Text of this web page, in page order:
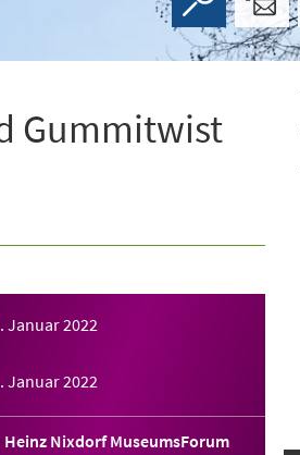
Gummitwist
Januar 2022
Januar 2022
Heinz Nixdorf MuseumsForum